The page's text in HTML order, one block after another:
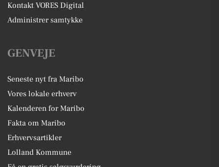
Kontakt VORES Digital
Administrer samtykke
GENVEJE
Seneste nyt fra Maribo
Vores lokale erhverv
Kalenderen for Maribo
Fakta om Maribo
Erhvervsartikler
Lolland Kommune